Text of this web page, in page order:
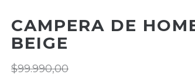
CAMPERA DE
BEIGE
$99.990,00